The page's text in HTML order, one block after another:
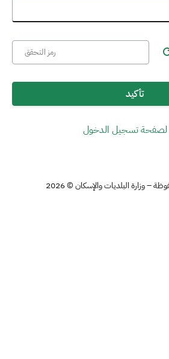
تأكيد
لصفحة تسجيل الدخول
– وزارة البلديات والإسكان © 2026